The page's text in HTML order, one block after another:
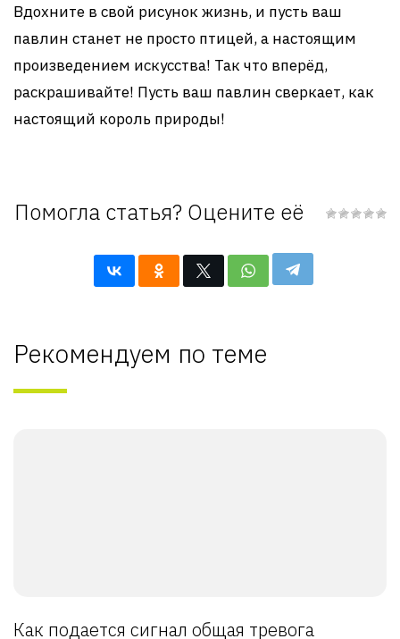
Вдохните в свой рисунок жизнь, и пусть ваш
павлин станет не просто птицей, а настоящим
произведением искусства! Так что вперёд,
раскрашивайте! Пусть ваш павлин сверкает, как
настоящий король природы!
Помогла статья? Оцените её
Рекомендуем по теме
Как подается сигнал общая тревога